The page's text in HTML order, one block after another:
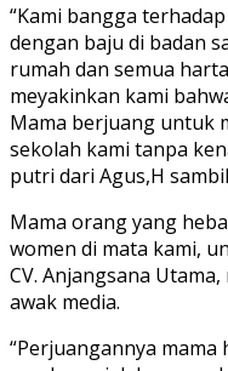
“Kami bangga
dengan baju di badan
rumah dan semua
meyakinkan kami
Mama berjuang untuk
sekolah kami tanpa
putri dari Agus,H
Mama orang yang
women di mata kami,
CV. Anjangsana
awak media.
“Perjuangannya